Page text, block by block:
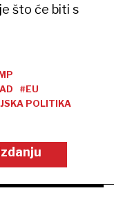
što će biti s
#EU
POLITIKA